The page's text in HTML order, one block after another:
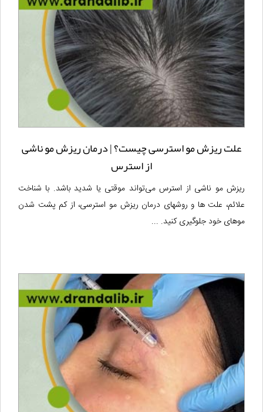
علت ریزش مو استرسی چیست؟ | درمان ریزش مو ناشی
از استرس
ریزش مو ناشی از استرس می‌تواند موقتی یا شدید باشد. با شناخت
علائم، علت ها و روشهای درمان ریزش مو استرسی، از کم پشت شدن
موهای خود جلوگیری کنید. ...